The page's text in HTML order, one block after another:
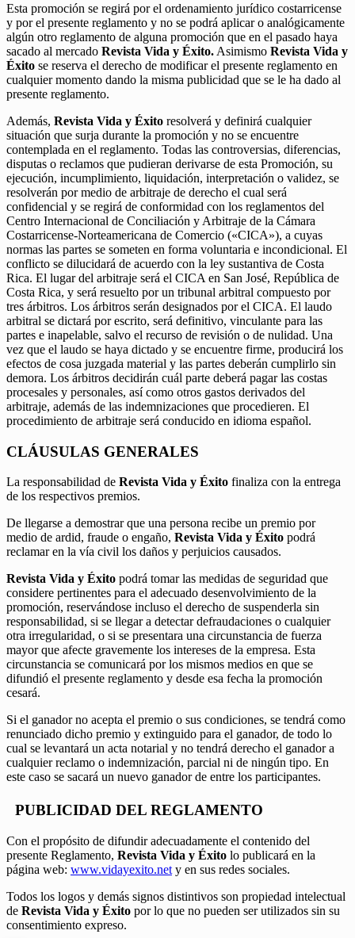
Esta promoción se regirá por el ordenamiento jurídico costarricense
y por el presente reglamento y no se podrá aplicar o analógicamente
algún otro reglamento de alguna promoción que en el pasado haya
sacado al mercado Revista Vida y Éxito. Asimismo Revista Vida y
Éxito se reserva el derecho de modificar el presente reglamento en
cualquier momento dando la misma publicidad que se le ha dado al
presente reglamento.
Además, Revista Vida y Éxito resolverá y definirá cualquier
situación que surja durante la promoción y no se encuentre
contemplada en el reglamento. Todas las controversias, diferencias,
disputas o reclamos que pudieran derivarse de esta Promoción, su
ejecución, incumplimiento, liquidación, interpretación o validez, se
resolverán por medio de arbitraje de derecho el cual será
confidencial y se regirá de conformidad con los reglamentos del
Centro Internacional de Conciliación y Arbitraje de la Cámara
Costarricense-Norteamericana de Comercio («CICA»), a cuyas
normas las partes se someten en forma voluntaria e incondicional. El
conflicto se dilucidará de acuerdo con la ley sustantiva de Costa
Rica. El lugar del arbitraje será el CICA en San José, República de
Costa Rica, y será resuelto por un tribunal arbitral compuesto por
tres árbitros. Los árbitros serán designados por el CICA. El laudo
arbitral se dictará por escrito, será definitivo, vinculante para las
partes e inapelable, salvo el recurso de revisión o de nulidad. Una
vez que el laudo se haya dictado y se encuentre firme, producirá los
efectos de cosa juzgada material y las partes deberán cumplirlo sin
demora. Los árbitros decidirán cuál parte deberá pagar las costas
procesales y personales, así como otros gastos derivados del
arbitraje, además de las indemnizaciones que procedieren. El
procedimiento de arbitraje será conducido en idioma español.
CLÁUSULAS GENERALES
La responsabilidad de Revista Vida y Éxito finaliza con la entrega
de los respectivos premios.
De llegarse a demostrar que una persona recibe un premio por
medio de ardid, fraude o engaño, Revista Vida y Éxito podrá
reclamar en la vía civil los daños y perjuicios causados.
Revista Vida y Éxito podrá tomar las medidas de seguridad que
considere pertinentes para el adecuado desenvolvimiento de la
promoción, reservándose incluso el derecho de suspenderla sin
responsabilidad, si se llegar a detectar defraudaciones o cualquier
otra irregularidad, o si se presentara una circunstancia de fuerza
mayor que afecte gravemente los intereses de la empresa. Esta
circunstancia se comunicará por los mismos medios en que se
difundió el presente reglamento y desde esa fecha la promoción
cesará.
Si el ganador no acepta el premio o sus condiciones, se tendrá como
renunciado dicho premio y extinguido para el ganador, de todo lo
cual se levantará un acta notarial y no tendrá derecho el ganador a
cualquier reclamo o indemnización, parcial ni de ningún tipo. En
este caso se sacará un nuevo ganador de entre los participantes.
PUBLICIDAD DEL REGLAMENTO
Con el propósito de difundir adecuadamente el contenido del
presente Reglamento, Revista Vida y Éxito lo publicará en la
página web: www.vidayexito.net y en sus redes sociales.
Todos los logos y demás signos distintivos son propiedad intelectual
de Revista Vida y Éxito por lo que no pueden ser utilizados sin su
consentimiento expreso.